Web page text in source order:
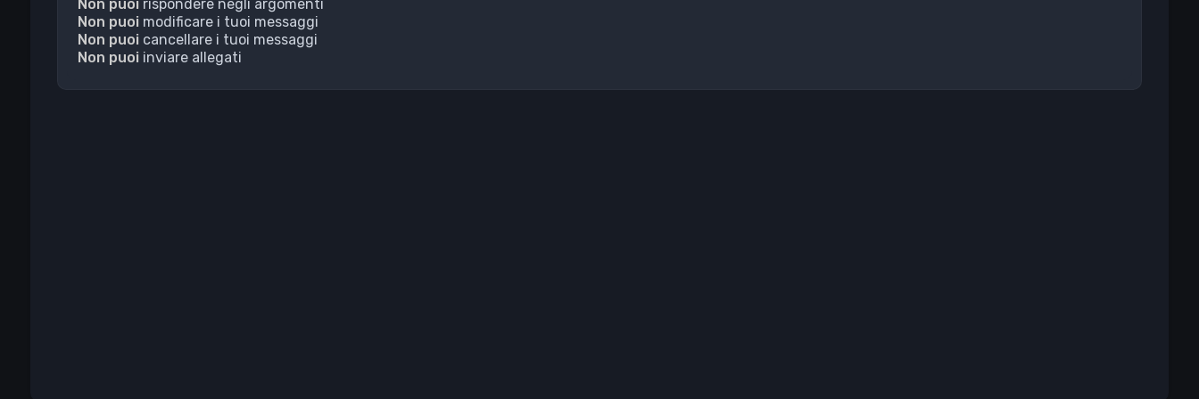
Non puoirispondere negli argomenti
Non puoimodificare i tuoi messaggi
Non puoicancellare i tuoi messaggi
Non puoiinviare allegati